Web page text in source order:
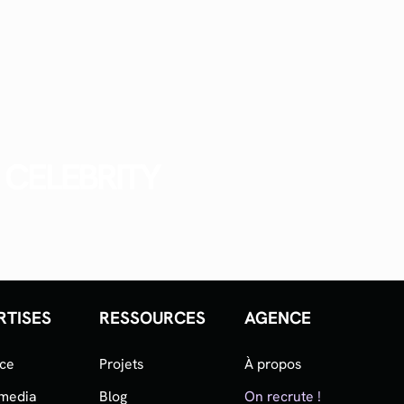
RESSOURCES
Projets
Blog
AGENCE
À propos
On recrute !